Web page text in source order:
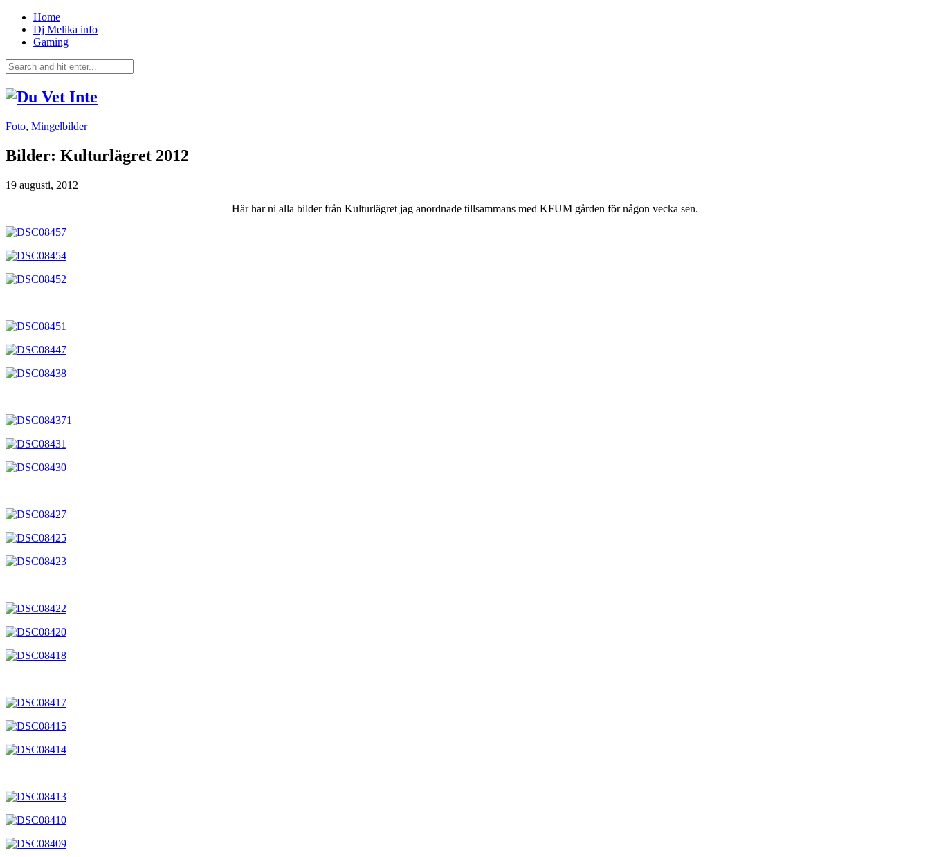
Home
Dj Melika info
Gaming
Foto, Mingelbilder
Bilder: Kulturlägret 2012
19 augusti, 2012
Här har ni alla bilder från Kulturlägret jag anordnade tillsammans med KFUM gården för någon vecka sen.